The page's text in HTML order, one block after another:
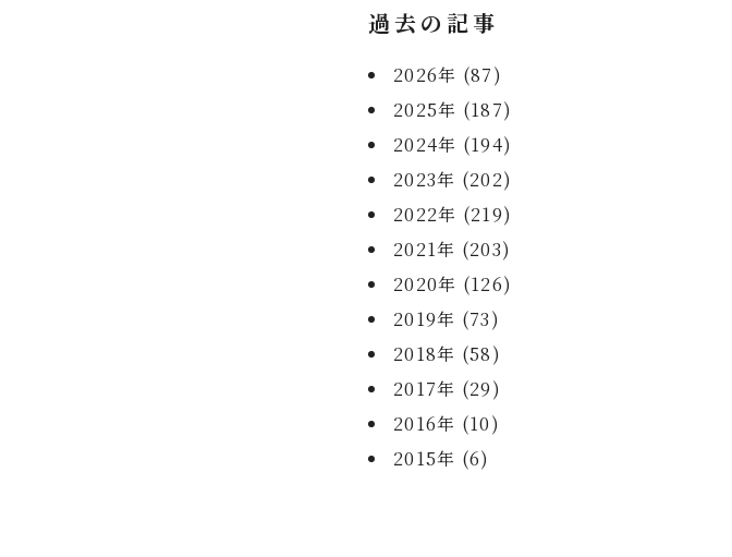
過去の記事
2026年 (87)
2025年 (187)
2024年 (194)
2023年 (202)
2022年 (219)
2021年 (203)
2020年 (126)
2019年 (73)
2018年 (58)
2017年 (29)
2016年 (10)
2015年 (6)